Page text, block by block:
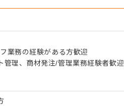
業務の経験がある方歓迎
理、商材発注/管理業務経験者歓迎